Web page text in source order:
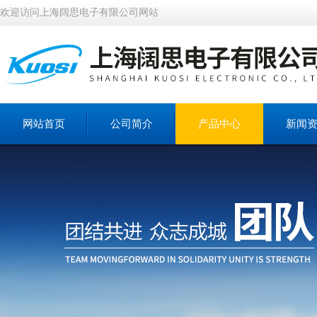
欢迎访问上海阔思电子有限公司网站
网站首页 公司简介 产品中心 新闻